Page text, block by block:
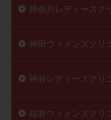
神奈川レディースク
神田ウィメンズクリ
神谷レディースクリ
福井ウィメンズクリ